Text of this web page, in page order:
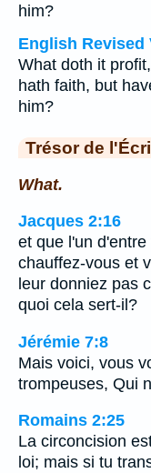
him?
English Revised
What doth it
hath faith, but
him?
Trésor de
What.
Jacques 2:16
et que l'un
chauffez-vous et
leur donniez pas
quoi cela sert-il?
Jérémie 7:8
Mais voici, vous
trompeuses, Qui
Romains 2:25
La circoncision
loi; mais si tu